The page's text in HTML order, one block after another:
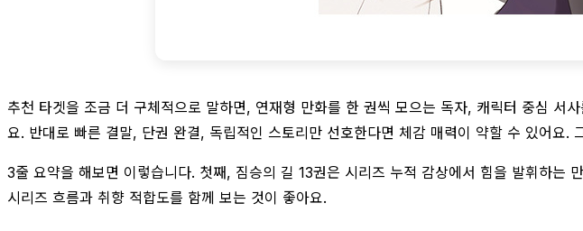
추천 타겟을 조금 더 구체적으로 말하면, 연재형 만화를 한 권씩 모으는 독자, 캐릭터 중심 서
요. 반대로 빠른 결말, 단권 완결, 독립적인 스토리만 선호한다면 체감 매력이 약할 수 있어요
3줄 요약을 해보면 이렇습니다. 첫째, 짐승의 길 13권은 시리즈 누적 감상에서 힘을 발휘하는
시리즈 흐름과 취향 적합도를 함께 보는 것이 좋아요.